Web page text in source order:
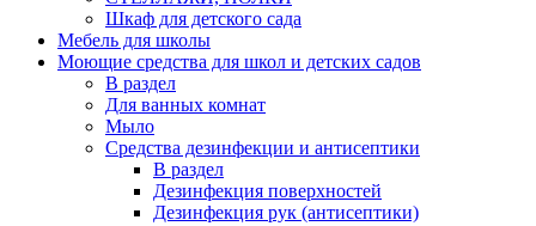
Шкаф для детского сада
Мебель для школы
Моющие средства для школ и детских садов
В раздел
Для ванных комнат
Мыло
Средства дезинфекции и антисептики
В раздел
Дезинфекция поверхностей
Дезинфекция рук (антисептики)